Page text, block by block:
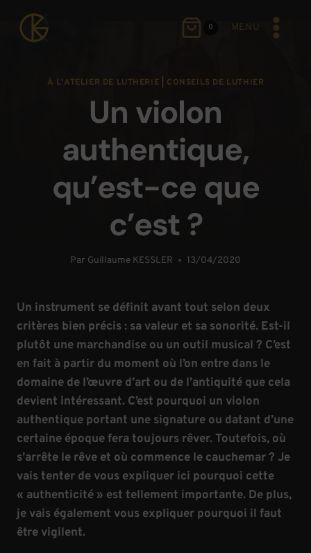
contenu
0 MENU
À L'ATELIER DE LUTHERIE CONSEILS DE LUTHIER
Un violon
authentique,
qu’est-ce que
c’est ?
Par Guillaume KESSLER 13/04/2020
Un instrument se définit avant tout selon deux
critères bien précis : sa valeur et sa sonorité. Est-il
plutôt une marchandise ou un outil musical ? C’est
en fait à partir du moment où l’on entre dans le
domaine de l’œuvre d’art ou de l’antiquité que cela
devient intéressant. C’est pourquoi un violon
authentique portant une signature ou datant d’une
certaine époque fera toujours rêver. Toutefois, où
s’arrête le rêve et où commence le cauchemar ? Je
vais tenter de vous expliquer ici pourquoi cette
« authenticité » est tellement importante. De plus,
je vais également vous expliquer pourquoi il faut
être vigilent.